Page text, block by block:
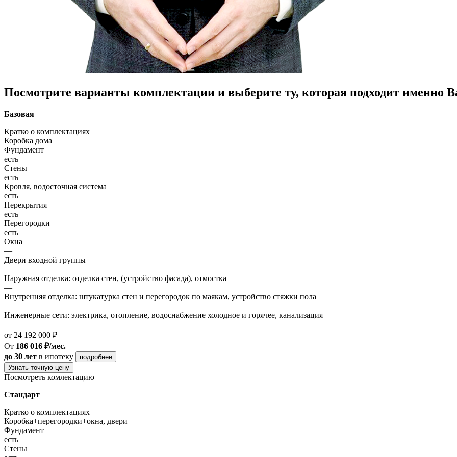
Посмотрите варианты комплектации и выберите ту, которая подходит именно
Базовая
Кратко о комплектациях
Коробка дома
Фундамент
есть
Стены
есть
Кровля, водосточная система
есть
Перекрытия
есть
Перегородки
есть
Окна
—
Двери входной группы
—
Наружная отделка: отделка стен, (устройство фасада), отмостка
—
Внутренняя отделка: штукатурка стен и перегородок по маякам, устройство стяжки пола
—
Инженерные сети: электрика, отопление, водоснабжение холодное и горячее, канализация
—
от 24 192 000 ₽
От 186 016 ₽/мес.
до 30 лет в ипотеку
подробнее
Узнать точную цену
Посмотреть комлектацию
Стандарт
Кратко о комплектациях
Коробка+перегородки+окна, двери
Фундамент
есть
Стены